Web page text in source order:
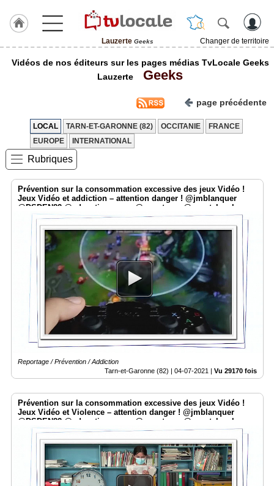
Lauzerte Geeks
Changer de territoire
J'adhère
TvLocale
France
Accueil
RUBRIQUES
groupe
annuaire
Accès
éditeur
Vidéos de nos éditeurs sur les pages médias TvLocale Geeks
Lauzerte
Geeks
page précédente
LOCAL TARN-ET-GARONNE (82) OCCITANIE
FRANCE
EUROPE
INTERNATIONAL
Rubriques
Prévention sur la consommation excessive des jeux Vidéo !
Jeux Vidéo et addiction – attention danger ! @jmblanquer
@DSDEN82 @education_gouv @smartrezo @assotvlocale
Reportage / Prévention / Addiction
Tarn-et-Garonne (82) | 04-07-2021 Vu 29170 fois
Prévention sur la consommation excessive des jeux Vidéo !
Jeux Vidéo et Violence – attention danger ! @jmblanquer
@DSDEN82 @education_gouv @smartrezo @assotvlocale